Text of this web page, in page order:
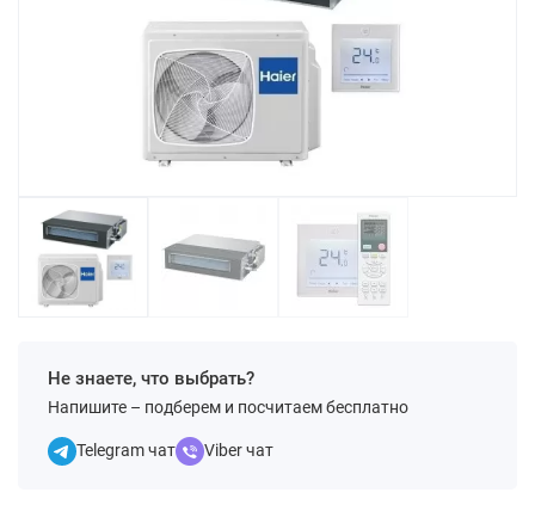
Не знаете, что выбрать?
Напишите – подберем и посчитаем бесплатно
Telegram чат Viber чат